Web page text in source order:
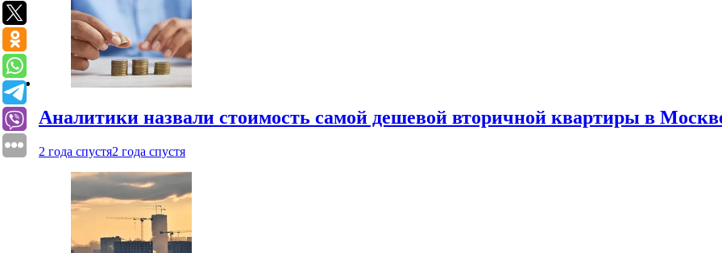
Аналитики назвали стоимость самой дешевой вторичной квартиры в
2 года спустя2 года спустя